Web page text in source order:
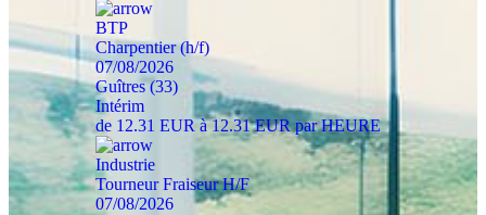
BTP
Charpentier (h/f)
07/08/2026
Guîtres (33)
Intérim
de 12.31 EUR à 12.31 EUR par HEURE
Industrie
Tourneur Fraiseur H/F
07/08/2026